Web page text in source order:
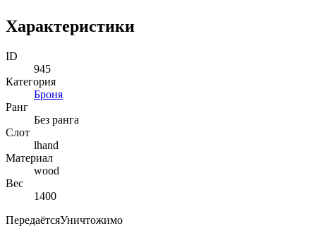
Характеристики
ID
945
Категория
Броня
Ранг
Без ранга
Слот
lhand
Материал
wood
Вес
1400
ПередаётсяУничтожимо